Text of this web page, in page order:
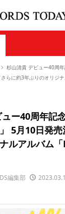
杉山清貴 デビュー40周
らに約3年ぶりのオリジ
ー40周年記
5月10日発
ルアルバム
編集部